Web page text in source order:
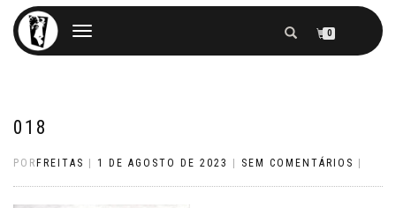
ALTERNAR
0
018
POR FREITAS 1 DE AGOSTO DE 2023 SEM COMENTÁRIOS